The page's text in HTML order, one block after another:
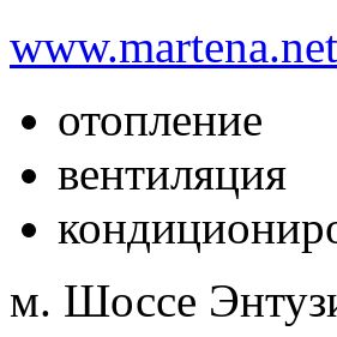
www.martena.net
отопление
вентиляция
м. Шоссе